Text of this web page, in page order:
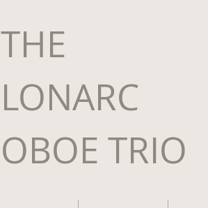
​THE
LONARC
OBOE TRIO